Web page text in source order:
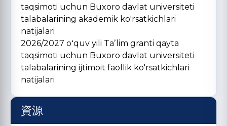
taqsimoti uchun Buxoro davlat universiteti
talabalarining akademik ko'rsatkichlari
natijalari
2026/2027 oʻquv yili Taʼlim granti qayta
taqsimoti uchun Buxoro davlat universiteti
talabalarining ijtimoit faollik ko'rsatkichlari
natijalari
資源